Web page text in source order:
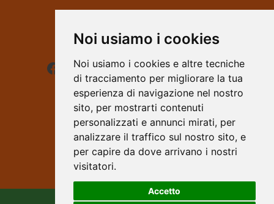
Noi usiamo i cookies
Noi usiamo i cookies e altre tecniche
di tracciamento per migliorare la tua
esperienza di navigazione nel nostro
sito, per mostrarti contenuti
personalizzati e annunci mirati, per
analizzare il traffico sul nostro sito, e
per capire da dove arrivano i nostri
visitatori.
Accetto
Facebook
Instagram
WhatsApp